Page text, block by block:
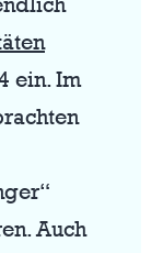
ein. Im
Auch